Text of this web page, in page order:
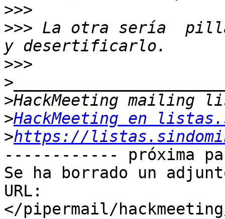
>>>
>>> La otra sería
>>>
>
>
>HackMeeting en
>https://
------------ próxima
Se ha borrado un
URL:
</pipermail/